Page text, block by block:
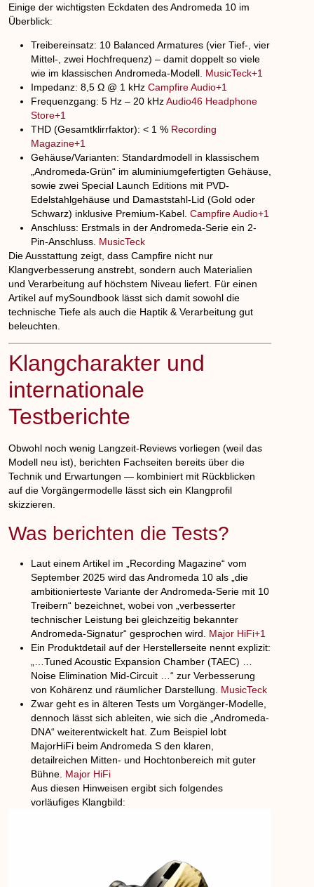
Einige der wichtigsten Eckdaten des Andromeda 10 im
Überblick:
Treibereinsatz: 10 Balanced Armatures (vier Tief-, vier
Mittel-, zwei Hochfrequenz) – damit doppelt so viele
wie im klassischen Andromeda-Modell. MusicTeck+1
Impedanz:8,5 Ω @ 1 kHz Campfire Audio+1
Frequenzgang:5 Hz – 20 kHz Audio46 Headphone
Store+1
THD (Gesamtklirrfaktor): < 1 % Recording
Magazine+1
Gehäuse/Varianten: Standardmodell in klassischem
„Andromeda-Grün“ im aluminiumgefertigten Gehäuse,
sowie zweiSpecial Launch Editions mit PVD-
Edelstahlgehäuse und Damaststahl-Lid (Gold oder
Schwarz) inklusive Premium-Kabel.Campfire Audio+1
Anschluss: Erstmals in der Andromeda-Serie ein 2-
Pin-Anschluss. MusicTeck
Die Ausstattung zeigt, dass Campfire nicht nur
Klangverbesserung anstrebt, sondern auch Materialien
und Verarbeitung auf höchstem Niveau liefert. Für einen
Artikel auf mySoundbook lässt sich damit sowohl die
technische Tiefe als auch die Haptik & Verarbeitung gut
beleuchten.
Klangcharakter und
internationale
Testberichte
Obwohl noch wenig Langzeit-Reviews vorliegen (weil das
Modell neu ist), berichten Fachseiten bereits über die
Technik und Erwartungen — kombiniert mit Rückblicken
auf die Vorgänger­modelle lässt sich ein Klangprofil
skizzieren.
Was berichten die Tests?
Laut einem Artikel im „Recording Magazine“ vom
September 2025 wird das Andromeda 10 als „die
ambitionierteste Variante der Andromeda-Serie mit 10
Treibern“ bezeichnet, wobei von „verbesserter
technischer Leistung bei gleichzeitig bekannter
Andromeda-Signatur“ gesprochen wird. Major HiFi+1
Ein Produktdetail auf der Herstellerseite nennt explizit:
„…Tuned Acoustic Expansion Chamber (TAEC) …
Noise Elimination Mid-Circuit …“ zur Verbesserung
von Kohärenz und räumlicher Darstellung. MusicTeck
Zwar geht es in älteren Tests um Vorgänger-Modelle,
dennoch lässt sich ableiten, wie sich die „Andromeda-
DNA“ weiterentwickelt hat. Zum Beispiel lobt
MajorHiFi beim Andromeda S den klaren,
detailreichen Mitten- und Hochtonbereich mit guter
Bühne. Major HiFi
Aus diesen Hinweisen ergibt sich folgendes
vorläufiges Klangbild: